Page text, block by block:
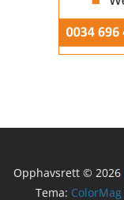
Opphavsrett © 2026
Tema: ColorMag